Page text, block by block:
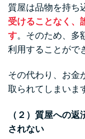
質屋は品物を持ち
受けることなく、
す。そのため、多
利用することがで
その代わり、お金
取られてしまいま
（２）質屋への
されない